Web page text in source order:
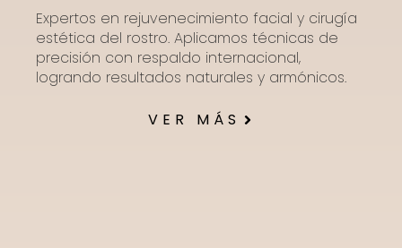
Expertos en rejuvenecimiento facial y cirugía
estética del rostro. Aplicamos técnicas de
precisión con respaldo internacional,
logrando resultados naturales y armónicos.
VER MÁS